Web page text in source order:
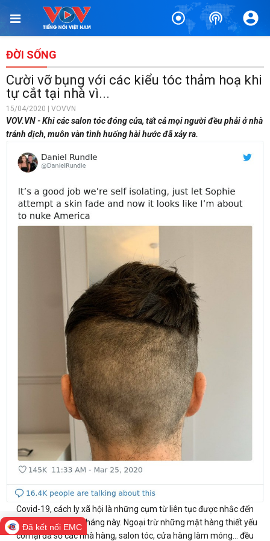
ĐỜI SỐNG
Cười vỡ bụng với các kiểu tóc thảm hoạ khi
tự cắt tại nhà vì...
15/04/2020 | VOVVN
VOV.VN - Khi các salon tóc đóng cửa, tất cả mọi người đều phải ở nhà
tránh dịch, muôn vàn tình huống hài hước đã xảy ra.
Covid-19, cách ly xã hội là những cụm từ liên tục được nhắc đến
trong những ngày tháng này. Ngoại trừ những mặt hàng thiết yếu
còn lại đa số các nhà hàng, salon tóc, cửa hàng làm móng... đều
Đã kết nối EMC